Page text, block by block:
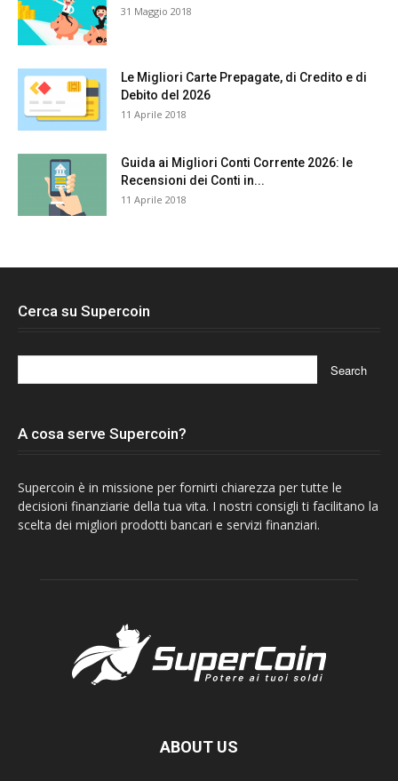
31 Maggio 2018
Le Migliori Carte Prepagate, di Credito e di
Debito del 2026
11 Aprile 2018
Guida ai Migliori Conti Corrente 2026: le
Recensioni dei Conti in...
11 Aprile 2018
Cerca su Supercoin
A cosa serve Supercoin?
Supercoin è in missione per fornirti chiarezza per tutte le
decisioni finanziarie della tua vita. I nostri consigli ti facilitano la
scelta dei migliori prodotti bancari e servizi finanziari.
ABOUT US